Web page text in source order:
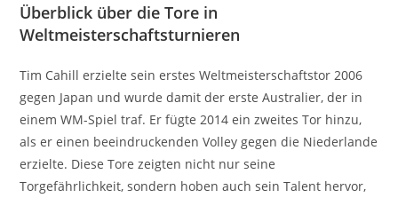
Überblick über die Tore in
Weltmeisterschaftsturnieren
Tim Cahill erzielte sein erstes Weltmeisterschaftstor 2006
gegen Japan und wurde damit der erste Australier, der in
einem WM-Spiel traf. Er fügte 2014 ein zweites Tor hinzu,
als er einen beeindruckenden Volley gegen die Niederlande
erzielte. Diese Tore zeigten nicht nur seine
Torgefährlichkeit, sondern hoben auch sein Talent hervor,